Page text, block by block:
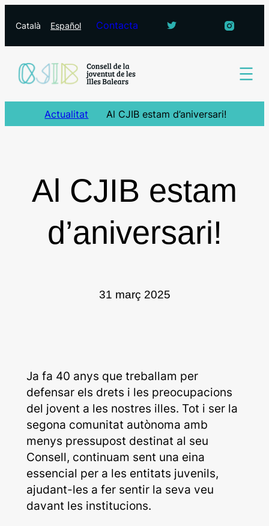
contingut
Català Español Contacta
Actualitat Al CJIB estam d’aniversari!
Al CJIB estam
d’aniversari!
31 març 2025
Ja fa 40 anys que treballam per
defensar els drets i les preocupacions
del jovent a les nostres illes. Tot i ser la
segona comunitat autònoma amb
menys pressupost destinat al seu
Consell, continuam sent una eina
essencial per a les entitats juvenils,
ajudant-les a fer sentir la seva veu
davant les institucions.